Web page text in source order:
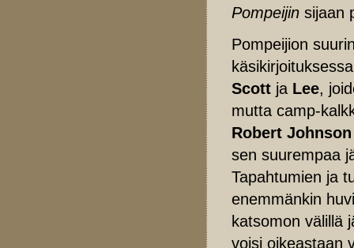
Pompeijin sijaan
Pompeijion
Scott ja Lee,
mutta camp-
Robert Johnson
sen suurempaa
Tapahtumien ja
enemmänkin
katsomon välillä
voisi oikeastaan